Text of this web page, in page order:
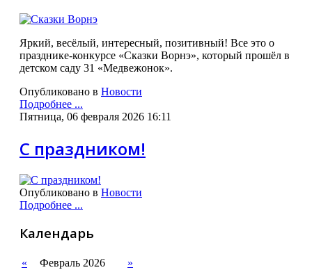
Яркий, весёлый, интересный, позитивный! Все это о
празднике-конкурсе «Сказки Ворнэ», который прошёл в
детском саду 31 «Медвежонок».
Опубликовано в Новости
Подробнее ...
Пятница, 06 февраля 2026 16:11
С праздником!
Опубликовано в Новости
Подробнее ...
Календарь
« Февраль 2026
»